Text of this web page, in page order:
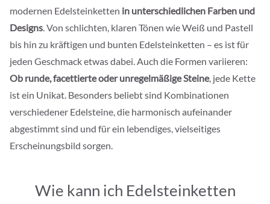
modernen Edelsteinketten in unterschiedlichen Farben und
Designs. Von schlichten, klaren Tönen wie Weiß und Pastell
bis hin zu kräftigen und bunten Edelsteinketten – es ist für
jeden Geschmack etwas dabei. Auch die Formen variieren:
Ob runde, facettierte oder unregelmäßige Steine, jede Kette
ist ein Unikat. Besonders beliebt sind Kombinationen
verschiedener Edelsteine, die harmonisch aufeinander
abgestimmt sind und für ein lebendiges, vielseitiges
Erscheinungsbild sorgen.
Wie kann ich Edelsteinketten